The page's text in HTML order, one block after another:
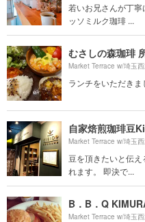
若いお兄さんが丁
ッソミルク珈琲 ...
むさしの森珈琲
Market Terrace w/埼玉
ランチをいただきま
自家焙煎珈琲豆
Market Terrace w/埼玉
豆を頂きたいと伝
れます。 即決で...
B．B．Q
Market Terrace w/埼玉